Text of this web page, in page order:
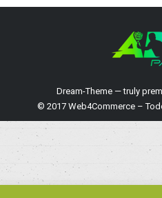
Dream-Theme — truly
© 2017 Web4Commerce –